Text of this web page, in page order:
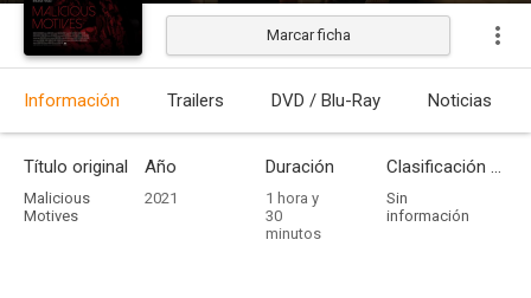
Marcar ficha
Información Trailers DVD / Blu-Ray Noticias
Título original
Malicious
Motives
Año
2021
Duración
1 hora y
30
minutos
Clasificación por edades
Sin
información